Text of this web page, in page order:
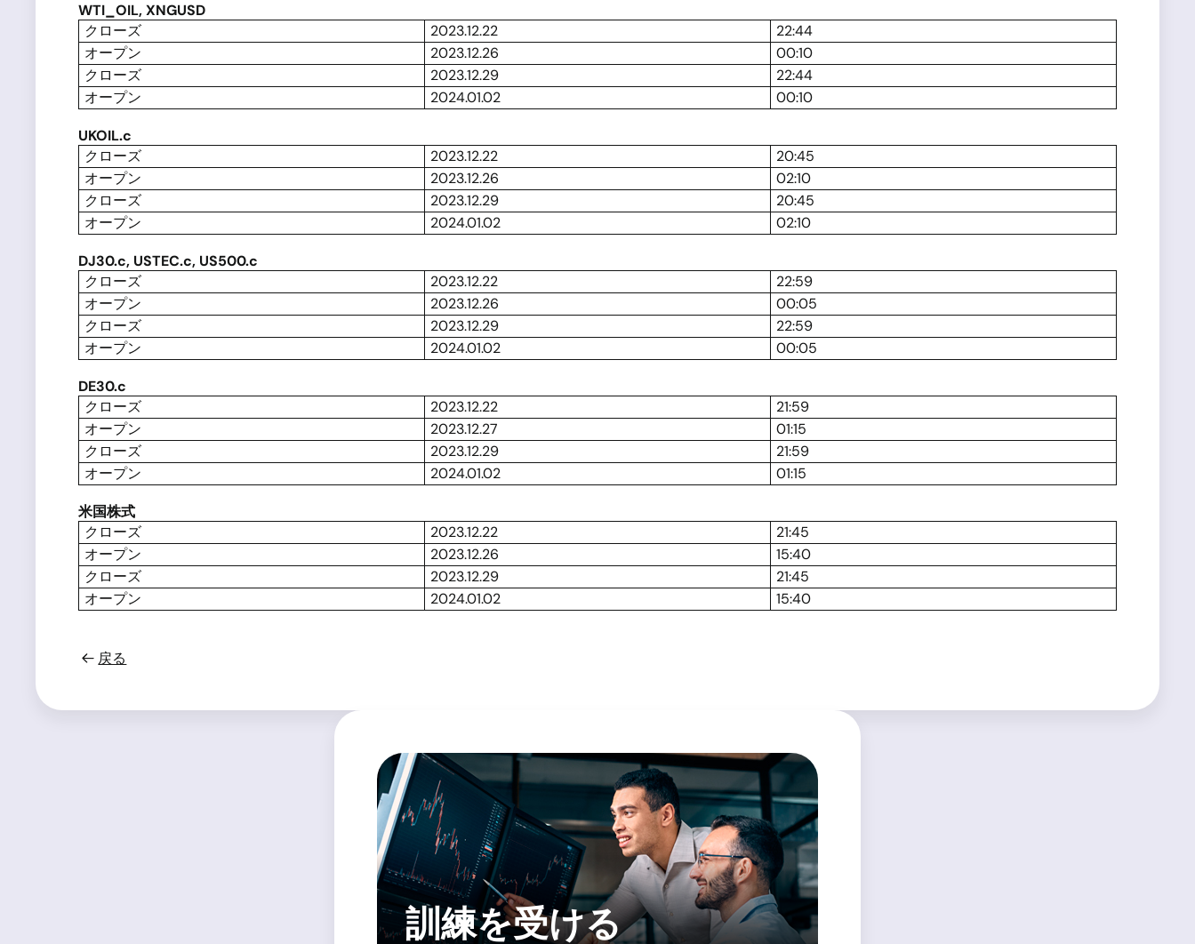
WTI_OIL, XNGUSD
クローズ
2023.12.22
22:44
オープン
2023.12.26
00:10
クローズ
2023.12.29
22:44
オープン
2024.01.02 00:10
UKOIL.c
クローズ
2023.12.22
20:45
オープン
2023.12.26
02:10
クローズ
2023.12.29
20:45
オープン
2024.01.02 02:10
DJ30.c, USTEC.c, US500.c
クローズ
2023.12.22
22:59
オープン
2023.12.26
00:05
クローズ
2023.12.29
22:59
オープン
2024.01.02 00:05
DE30.c
クローズ
2023.12.22
21:59
オープン
2023.12.27
01:15
クローズ
2023.12.29
21:59
オープン
2024.01.02 01:15
米国株式
クローズ
2023.12.22
21:45
オープン
2023.12.26
15:40
クローズ
2023.12.29
21:45
オープン
2024.01.02 15:40
戻る
訓練を受ける